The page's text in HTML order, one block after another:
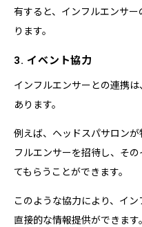
有すると、インフルエンサ
ります。
3. イベント協力
インフルエンサーとの連携
あります。
例えば、ヘッドスパサロン
フルエンサーを招待し、そ
てもらうことができます。
このような協力により、イ
直接的な情報提供ができます。